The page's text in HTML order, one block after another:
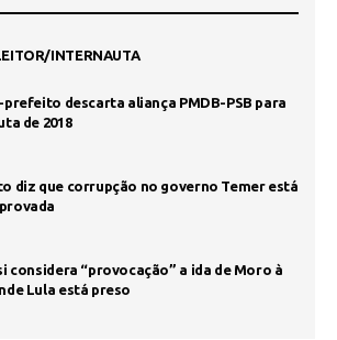
INTERNAUTA
prefeito descarta aliança PMDB-PSB para
de 2018
diz que corrupção no governo Temer está
considera “provocação” a ida de Moro à
Lula está preso